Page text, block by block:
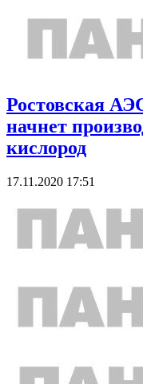
Ростовская
начнет
кислород
17.11.2020 17:51